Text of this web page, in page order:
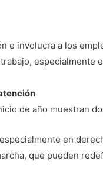
e involucra a los
especialmente
de año muestran
en
que pueden